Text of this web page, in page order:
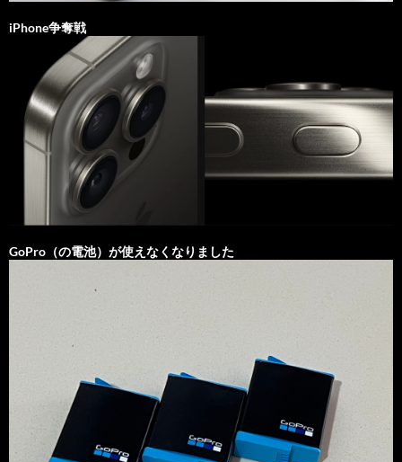
iPhone争奪戦
GoPro（の電池）が使えなくなりました